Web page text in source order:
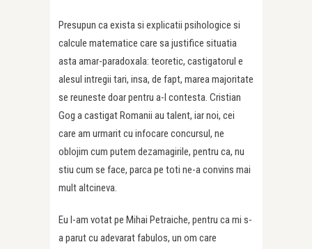
Presupun ca exista si explicatii psihologice si
calcule matematice care sa justifice situatia
asta amar-paradoxala: teoretic, castigatorul e
alesul intregii tari, insa, de fapt, marea majoritate
se reuneste doar pentru a-l contesta. Cristian
Gog a castigat Romanii au talent, iar noi, cei
care am urmarit cu infocare concursul, ne
oblojim cum putem dezamagirile, pentru ca, nu
stiu cum se face, parca pe toti ne-a convins mai
mult altcineva.
Eu l-am votat pe Mihai Petraiche, pentru ca mi s-
a parut cu adevarat fabulos, un om care